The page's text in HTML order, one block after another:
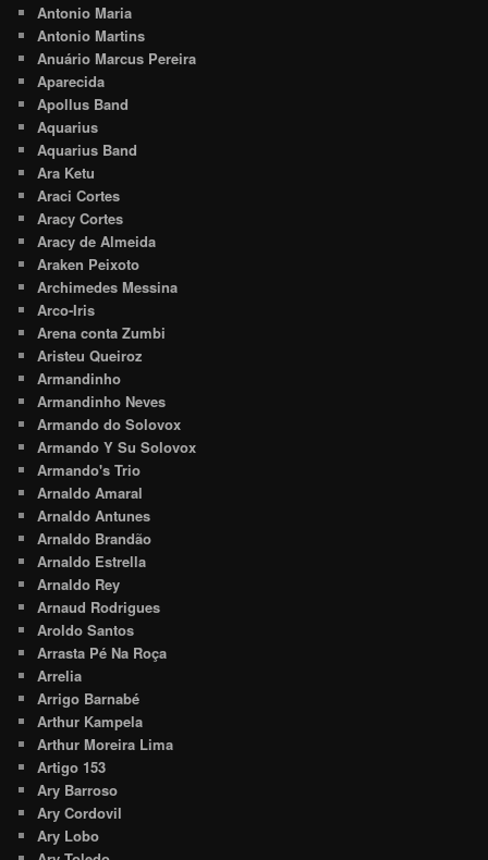
Antonio Maria
Antonio Martins
Anuário Marcus Pereira
Aparecida
Apollus Band
Aquarius
Aquarius Band
Ara Ketu
Araci Cortes
Aracy Cortes
Aracy de Almeida
Araken Peixoto
Archimedes Messina
Arco-Iris
Arena conta Zumbi
Aristeu Queiroz
Armandinho
Armandinho Neves
Armando do Solovox
Armando Y Su Solovox
Armando's Trio
Arnaldo Amaral
Arnaldo Antunes
Arnaldo Brandão
Arnaldo Estrella
Arnaldo Rey
Arnaud Rodrigues
Aroldo Santos
Arrasta Pé Na Roça
Arrelia
Arrigo Barnabé
Arthur Kampela
Arthur Moreira Lima
Artigo 153
Ary Barroso
Ary Cordovil
Ary Lobo